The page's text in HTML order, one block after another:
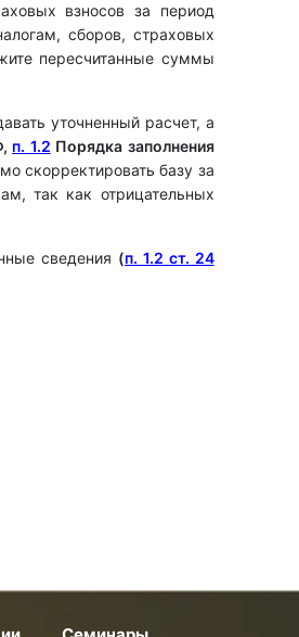
взносов за период
сборов, страховых
пересчитанные суммы
уточненный расчет, а
п. 1.2 Порядка заполнения
скорректировать базу за
так как отрицательных
сведения (п. 1.2 ст. 24